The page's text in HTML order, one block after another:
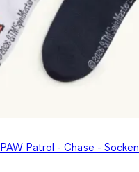
Patrol - Chase - Socken